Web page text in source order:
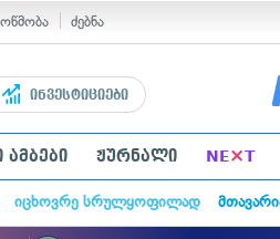
ძებნა
ინვესტიციები
ამბები ჟურნალი NE×T
იცხოვრე სრულყოფილად